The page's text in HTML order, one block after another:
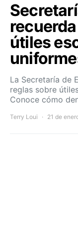
útiles
La Secretaría de
reglas sobre
Conoce cómo
Terry Loui 21 de